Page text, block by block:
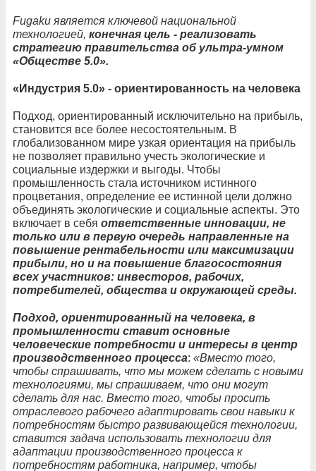
Fugaku является ключевой национальной
технологией, конечная цель - реализовать
стратегию правительства об ультра-умном
«Обществе 5.0».
«Индустрия 5.0» - ориентированность на человека
Подход, ориентированный исключительно на прибыль,
становится все более несостоятельным. В
глобализованном мире узкая ориентация на прибыль
не позволяет правильно учесть экологические и
социальные издержки и выгоды. Чтобы
промышленность стала источником истинного
процветания, определение ее истинной цели должно
объединять экологические и социальные аспекты. Это
включает в себя ответственные инновации, не
только или в первую очередь направленные на
повышение рентабельности или максимизации
прибыли, но и на повышение благосостояния
всех участников: инвесторов, рабочих,
потребителей, общества и окружающей среды.
Подход, ориентированный на человека, в
промышленности ставит основные
человеческие потребности и интересы в центр
производственного процесса: «Вместо того,
чтобы спрашивать, что мы можем сделать с новыми
технологиями, мы спрашиваем, что они могут
сделать для нас. Вместо того, чтобы просить
отраслевого рабочего адаптировать свои навыки к
потребностям быстро развивающейся технологии,
ставится задача использовать технологии для
адаптации производственного процесса к
потребностям работника, например, чтобы